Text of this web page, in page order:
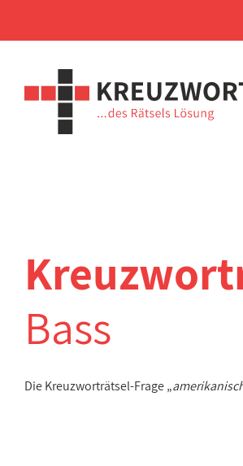
Bass
Die Kreuzworträtsel-Frage „